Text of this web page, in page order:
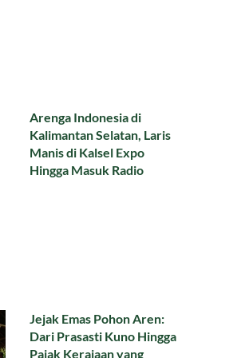
Arenga Indonesia di
Kalimantan Selatan, Laris
Manis di Kalsel Expo
Hingga Masuk Radio
Jejak Emas Pohon Aren:
Dari Prasasti Kuno Hingga
Pajak Kerajaan yang